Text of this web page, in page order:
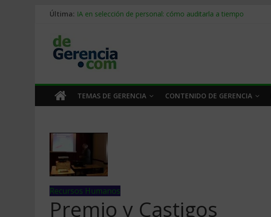
Última: IA en selección de personal: cómo auditarla a tiempo
Stablecoins para empresas: cómo pagar y cobrar en 2026
Despido silencioso: qué es y por qué sale tan caro
TEMAS DE GERENCIA CONTENIDO DE GERENCIA
Recursos Humanos
Premio y Castigos